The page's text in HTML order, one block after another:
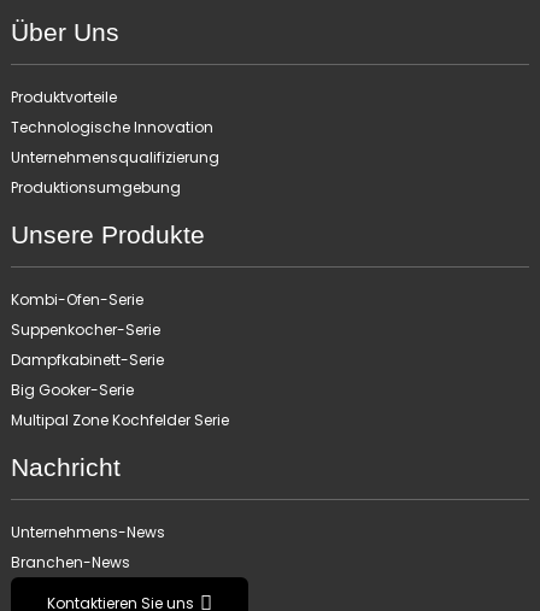
Über Uns
Produktvorteile
Technologische Innovation
Unternehmensqualifizierung
Produktionsumgebung
Unsere Produkte
Kombi-Ofen-Serie
Suppenkocher-Serie
Dampfkabinett-Serie
Big Gooker-Serie
Multipal Zone Kochfelder Serie
Nachricht
Unternehmens-News
Branchen-News
Kontaktieren Sie uns